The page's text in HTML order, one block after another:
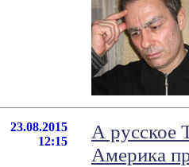
23.08.2015
12:15
А русское
Америка